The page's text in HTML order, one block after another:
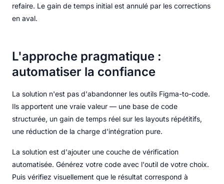
refaire. Le gain de temps initial est annulé par les corrections
en aval.
L'approche pragmatique :
automatiser la confiance
La solution n'est pas d'abandonner les outils Figma-to-code.
Ils apportent une vraie valeur — une base de code
structurée, un gain de temps réel sur les layouts répétitifs,
une réduction de la charge d'intégration pure.
La solution est d'ajouter une couche de vérification
automatisée. Générez votre code avec l'outil de votre choix.
Puis vérifiez visuellement que le résultat correspond à